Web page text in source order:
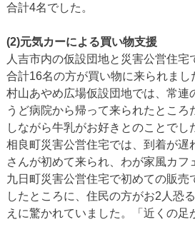
合計4名でした。
(2)元気カーによる買い物支援
人吉市内の仮設団地と災害公営住宅
合計16名の方が買い物に来られまし
村山あやめ広場仮設団地では、常連
うど病院から帰って来られたとこ
しながら牛乳がお好きとのことでし
相良町災害公営住宅では、到着が
さんが初めて来られ、わが家風カフ
九日町災害公営住宅で初めての販
したところに、住民の方がお2人恐
えに驚かれていました。「近くの